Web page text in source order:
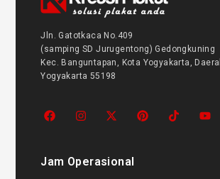
Jln. Gatotkaca No.409
(samping SD Jurugentong) Gedongkuning
Kec. Banguntapan, Kota Yogyakarta,
Yogyakarta 55198
Jam Operasional